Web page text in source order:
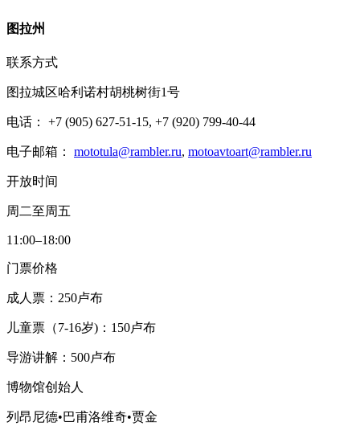
图拉州
联系方式
图拉城区哈利诺村胡桃树街1号
电话： +7 (905) 627-51-15, +7 (920) 799-40-44
电子邮箱： mototula@rambler.ru, motoavtoart@rambler.ru
开放时间
周二至周五
11:00–18:00
门票价格
成人票：250卢布
儿童票（7-16岁)：150卢布
导游讲解：500卢布
博物馆创始人
列昂尼德•巴甫洛维奇•贾金